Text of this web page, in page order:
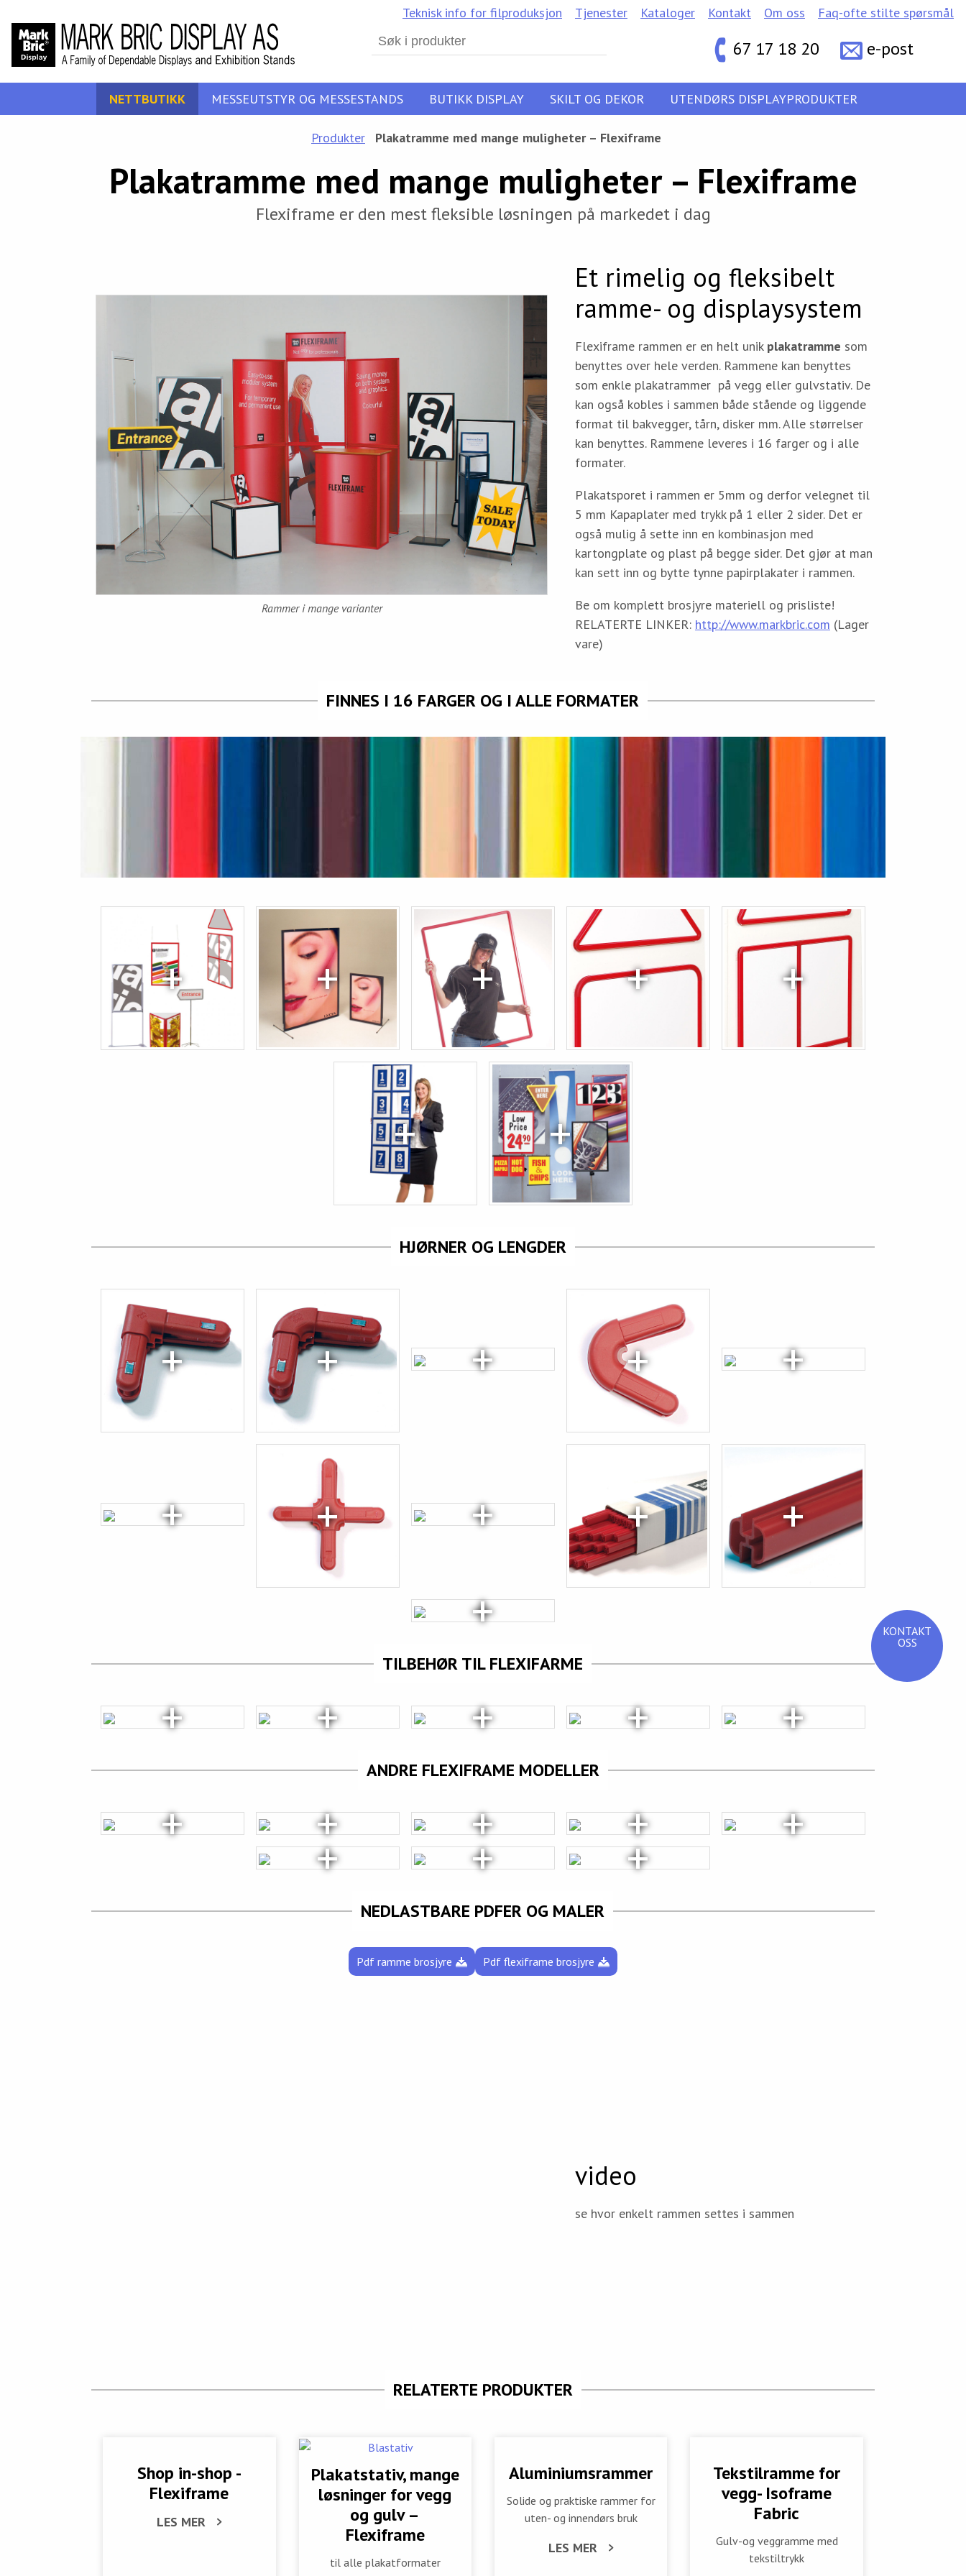
KONTAKT
OSS
Search
for:
67 17 18 20 e-post
Teknisk info for filproduksjon Tjenester Kataloger Kontakt Om oss Faq-ofte stilte spørsmål
NETTBUTIKK MESSEUTSTYR OG MESSESTANDS BUTIKK DISPLAY SKILT OG DEKOR UTENDØRS DISPLAYPRODUKTER
Produkter Plakatramme med mange muligheter – Flexiframe
Plakatramme med mange muligheter – Flexiframe
Flexiframe er den mest fleksible løsningen på markedet i dag
Rammer i mange varianter
Et rimelig og fleksibelt
ramme- og displaysystem
Flexiframe rammen er en helt unik plakatramme som
benyttes over hele verden. Rammene kan benyttes
som enkle plakatrammer på vegg eller gulvstativ. De
kan også kobles i sammen både stående og liggende
format til bakvegger, tårn, disker mm. Alle størrelser
kan benyttes. Rammene leveres i 16 farger og i alle
formater.
Plakatsporet i rammen er 5mm og derfor velegnet til
5 mm Kapaplater med trykk på 1 eller 2 sider. Det er
også mulig å sette inn en kombinasjon med
kartongplate og plast på begge sider. Det gjør at man
kan sett inn og bytte tynne papirplakater i rammen.
Be om komplett brosjyre materiell og prisliste!
RELATERTE LINKER: http://www.markbric.com (Lager
vare)
FINNES I 16 FARGER OG I ALLE FORMATER
HJØRNER OG LENGDER
TILBEHØR TIL FLEXIFARME
ANDRE FLEXIFRAME MODELLER
NEDLASTBARE PDFER OG MALER
Pdf ramme brosjyre Pdf flexiframe brosjyre
video
se hvor enkelt rammen settes i sammen
RELATERTE PRODUKTER
Shop in-shop -
Flexiframe
LES MER
Plakatstativ, mange
løsninger for vegg
og gulv –
Flexiframe
til alle plakatformater
Aluminiumsrammer
Solide og praktiske rammer for
uten- og innendørs bruk
LES MER
Tekstilramme for
vegg- Isoframe
Fabric
Gulv-og veggramme med
tekstiltrykk